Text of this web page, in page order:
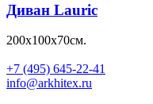
Диван Lauric
200х100х70см.
+7 (495) 645-22-41
info@arkhitex.ru